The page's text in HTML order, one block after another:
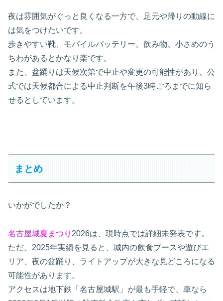
夜は雰囲気がぐっと良くなる一方で、足元や帰りの動線に
は気をつけたいです。
歩きやすい靴、モバイルバッテリー、飲み物、小さめのう
ちわがあるとかなり楽です。
また、盆踊りは天候次第で中止や変更の可能性があり、公
式では天候都合による中止判断を午後3時ごろまでに知ら
せるとしています。
まとめ
いかがでしたか？
名古屋城夏まつり 2026は、現時点では詳細未発表です。
ただ、2025年実績を見ると、城内の飲食ブースや遊びエ
リア、夜の盆踊り、ライトアップが大きな見どころになる
可能性があります。
アクセスは地下鉄「名古屋城駅」が最も手軽で、車なら